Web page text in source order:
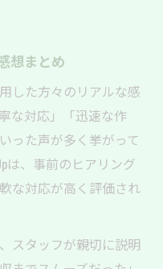
想まとめ
した方々のリアルな感
な対応」「迅速な作
った声が多く挙がって
は、事前のヒアリング
な対応が高く評価され
スタッフが親切に説明